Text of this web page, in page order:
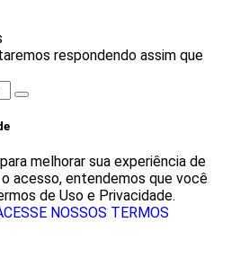
respondendo assim que
melhorar sua experiência de
acesso, entendemos que você
de Uso e Privacidade.
NOSSOS TERMOS